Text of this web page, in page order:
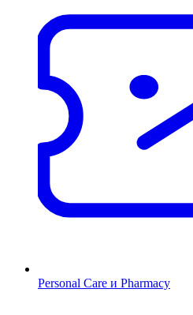
Personal Care и Pharmacy